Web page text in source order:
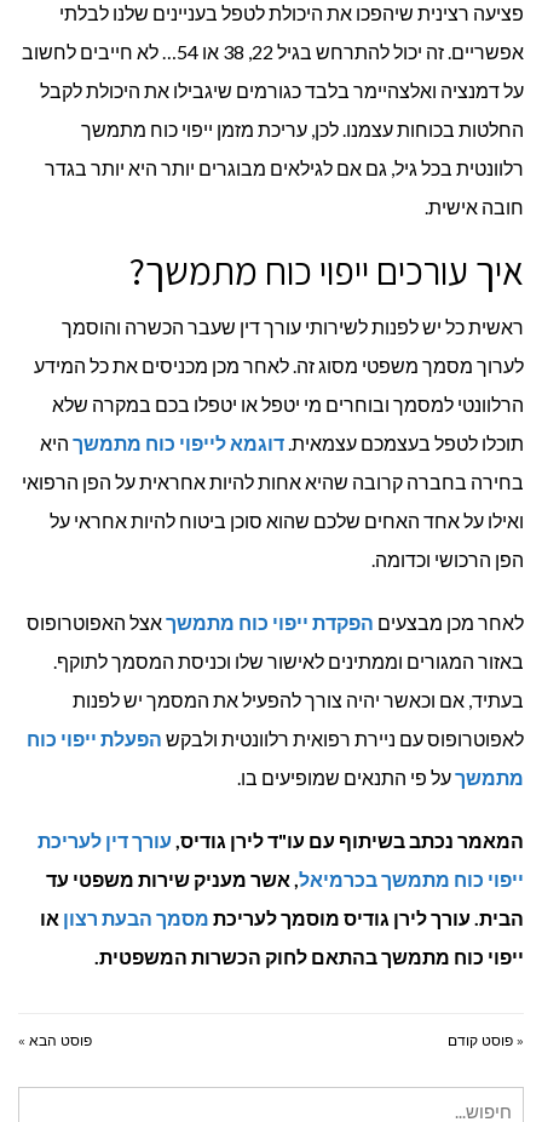
פציעה רצינית שיהפכו את היכולת לטפל בעניינים שלנו לבלתי
אפשריים. זה יכול להתרחש בגיל 22, 38 או 54… לא חייבים לחשוב
על דמנציה ואלצהיימר בלבד כגורמים שיגבילו את היכולת לקבל
החלטות בכוחות עצמנו. לכן, עריכת מזמן ייפוי כוח מתמשך
רלוונטית בכל גיל, גם אם לגילאים מבוגרים יותר היא יותר בגדר
חובה אישית.
איך עורכים ייפוי כוח מתמשך?
ראשית כל יש לפנות לשירותי עורך דין שעבר הכשרה והוסמך
לערוך מסמך משפטי מסוג זה. לאחר מכן מכניסים את כל המידע
הרלוונטי למסמך ובוחרים מי יטפל או יטפלו בכם במקרה שלא
תוכלו לטפל בעצמכם עצמאית.דוגמא לייפוי כוח מתמשך היא
בחירה בחברה קרובה שהיא אחות להיות אחראית על הפן הרפואי
ואילו על אחד האחים שלכם שהוא סוכן ביטוח להיות אחראי על
הפן הרכושי וכדומה.
לאחר מכן מבצעים הפקדת ייפוי כוח מתמשךאצל האפוטרופוס
באזור המגורים וממתינים לאישור שלו וכניסת המסמך לתוקף.
בעתיד, אם וכאשר יהיה צורך להפעיל את המסמך יש לפנות
לאפוטרופוס עם ניירת רפואית רלוונטית ולבקש הפעלת ייפוי כוח
מתמשךעל פי התנאים שמופיעים בו.
המאמר נכתב בשיתוף עם עו"ד לירן גודיס, עורך דין לעריכת
ייפוי כוח מתמשך בכרמיאל, אשר מעניק שירות משפטי עד
הבית. עורך לירן גודיס מוסמך לעריכת מסמך הבעת רצון או
ייפוי כוח מתמשך בהתאם לחוק הכשרות המשפטית.
« פוסט קודם פוסט הבא »